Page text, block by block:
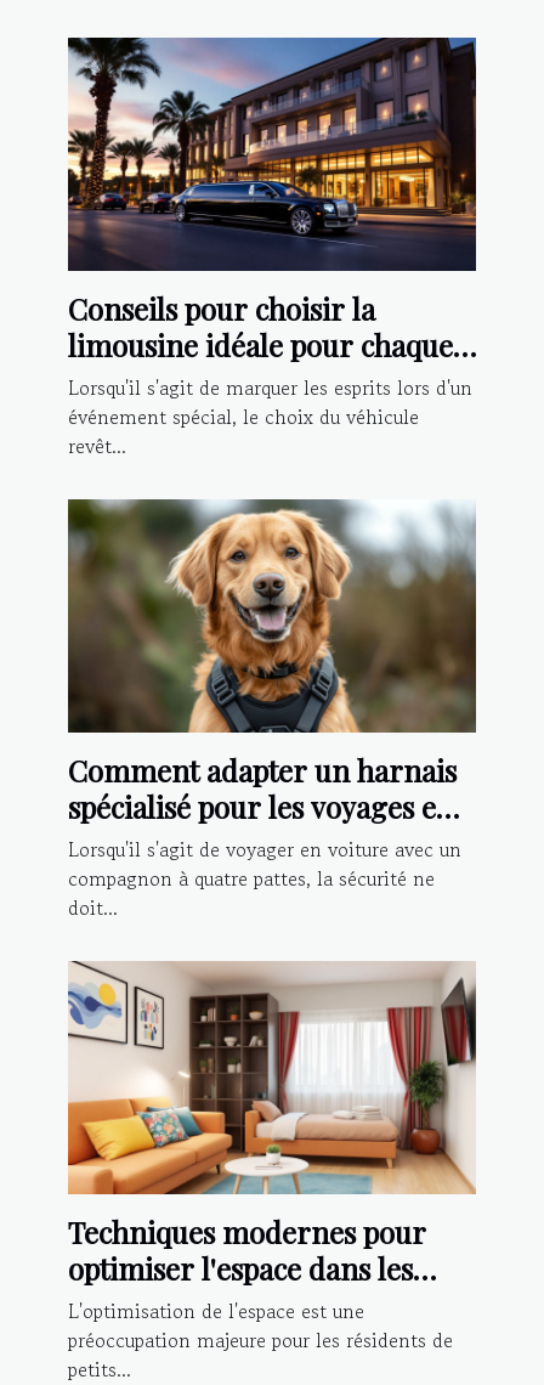
Conseils pour choisir la
limousine idéale pour chaque
type d'événement
Lorsqu'il s'agit de marquer les esprits lors d'un
événement spécial, le choix du véhicule
revêt...
Comment adapter un harnais
spécialisé pour les voyages en
voiture avec votre chien
Lorsqu'il s'agit de voyager en voiture avec un
compagnon à quatre pattes, la sécurité ne
doit...
Techniques modernes pour
optimiser l'espace dans les
petits appartements
L'optimisation de l'espace est une
préoccupation majeure pour les résidents de
petits...